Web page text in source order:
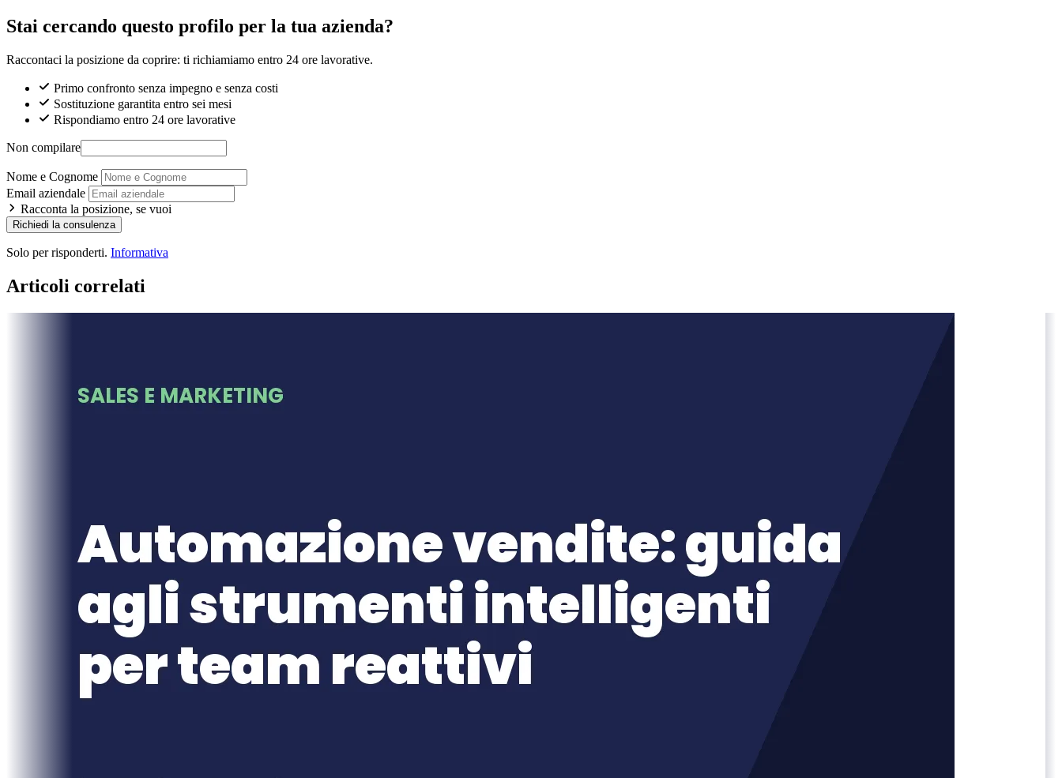
Stai cercando questo profilo per la tua azienda?
Raccontaci la posizione da coprire: ti richiamiamo entro 24 ore lavorative.
Primo confronto senza impegno e senza costi
Sostituzione garantita entro sei mesi
Rispondiamo entro 24 ore lavorative
Non compilare
Nome e Cognome
Email aziendale
Racconta la posizione, se vuoi
Richiedi la consulenza
Solo per risponderti. Informativa
Articoli correlati